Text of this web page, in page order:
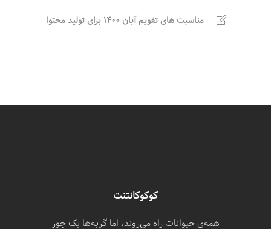
مناسبت های تقویم آبان 1400 برای تولید محتوا
کوکوکانتنت
همه‌ی حیوانات راه می‌روند، اما گربه‌ها یک جور